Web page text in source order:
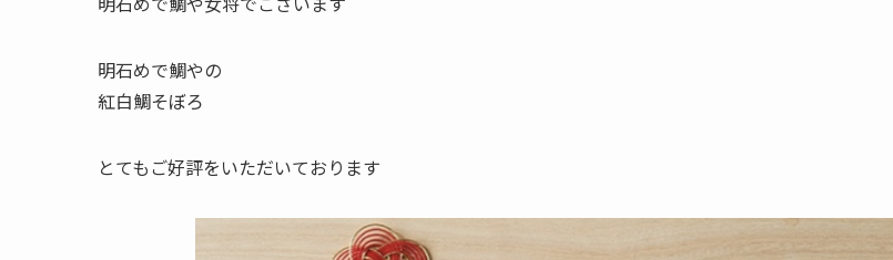
明石めで鯛やの
紅白鯛そぼろ
とてもご好評をいただいております